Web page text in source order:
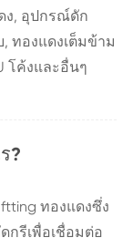
ง, อุปกรณ์ดัก
ทองแดงเต็มข้าม
โค้งและอื่นๆ
?
ทองแดงซึ่ง
กรีเพื่อเชื่อมต่อ